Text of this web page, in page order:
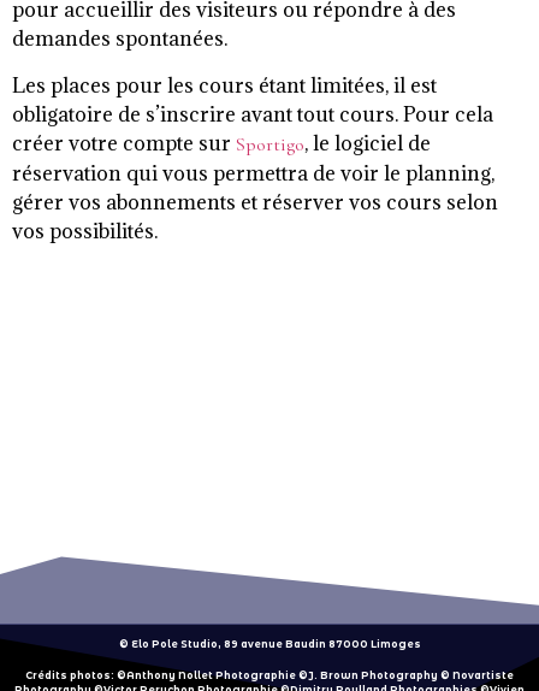
pour accueillir des visiteurs ou répondre à des
demandes spontanées.
Les places pour les cours étant limitées, il est
obligatoire de s’inscrire avant tout cours. Pour cela
créer votre compte sur Sportigo, le logiciel de
réservation qui vous permettra de voir le planning,
gérer vos abonnements et réserver vos cours selon
vos possibilités.
© Elo Pole Studio, 89 avenue Baudin 87000 Limoges
Crédits photos: ©Anthony Nollet Photographie ©J. Brown Photography © Novartiste